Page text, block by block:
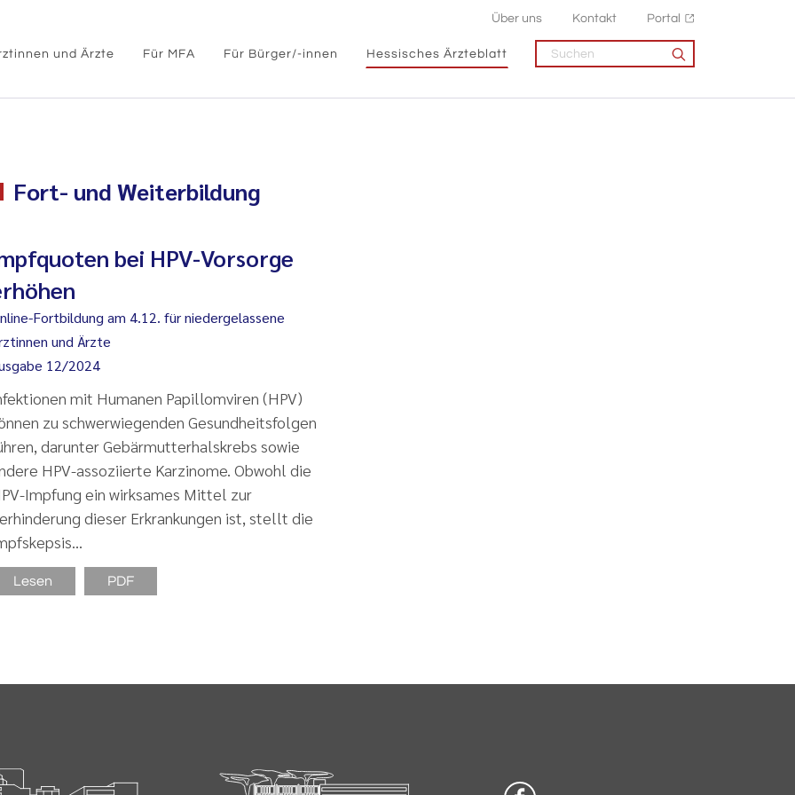
Über uns Kontakt Portal
und Ärzte Für MFA Für Bürger/-innen Hessisches Ärzteblatt
Fort- und Weiterbildung
bei HPV-Vorsorge
Fortbildung am 4.12. für niedergelassene
und Ärzte
12/2024
mit Humanen Papillomviren (HPV)
zu schwerwiegenden Gesundheitsfolgen
darunter Gebärmutterhalskrebs sowie
HPV-assoziierte Karzinome. Obwohl die
Impfung ein wirksames Mittel zur
dieser Erkrankungen ist, stellt die
Lesen PDF